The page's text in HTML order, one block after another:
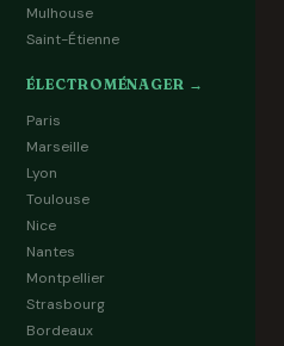
Mulhouse
Saint-Étienne
ÉLECTROMÉNAGER →
Paris
Marseille
Lyon
Toulouse
Nice
Nantes
Montpellier
Strasbourg
Bordeaux